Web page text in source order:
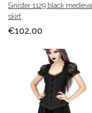
Sinister 1129 black medieval
skirt
€102,00